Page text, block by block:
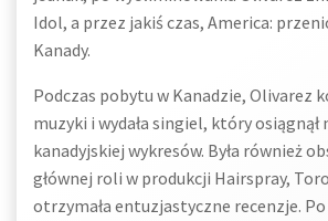
Idol, a przez jakiś czas, America:
Kanady.
Podczas pobytu w Kanadzie, Olivarez
muzyki i wydała singiel, który osiągnął
kanadyjskiej wykresów. Była również
głównej roli w produkcji Hairspray,
otrzymała entuzjastyczne recenzje.